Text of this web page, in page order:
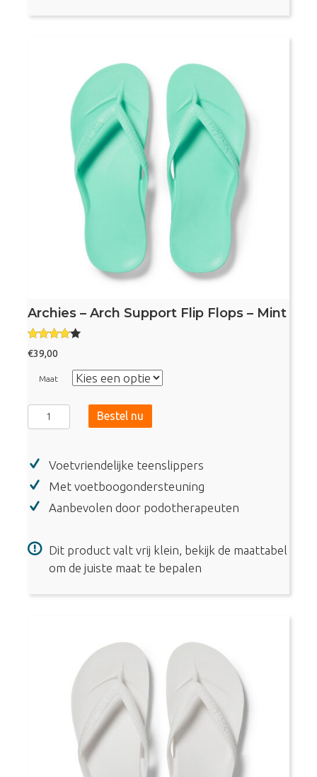
Archies – Arch Support Flip Flops – Mint
Gewaard
eerd
uit 5
€39,00
Maat
Archies
-
Support
Flip
Flops
aantal
Bestel nu
Voetvriendelijke teenslippers
Met voetboogondersteuning
Aanbevolen door podotherapeuten
Dit product valt vrij klein, bekijk de maattabel
om de juiste maat te bepalen